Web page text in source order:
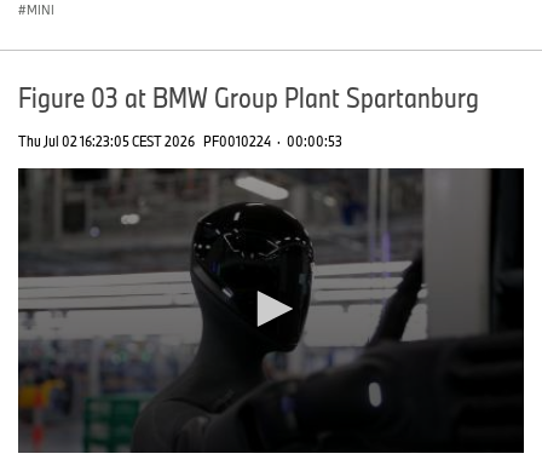
MINI
Figure 03 at BMW Group Plant Spartanburg
Thu Jul 02 16:23:05 CEST 2026 PF0010224 · 00:00:53